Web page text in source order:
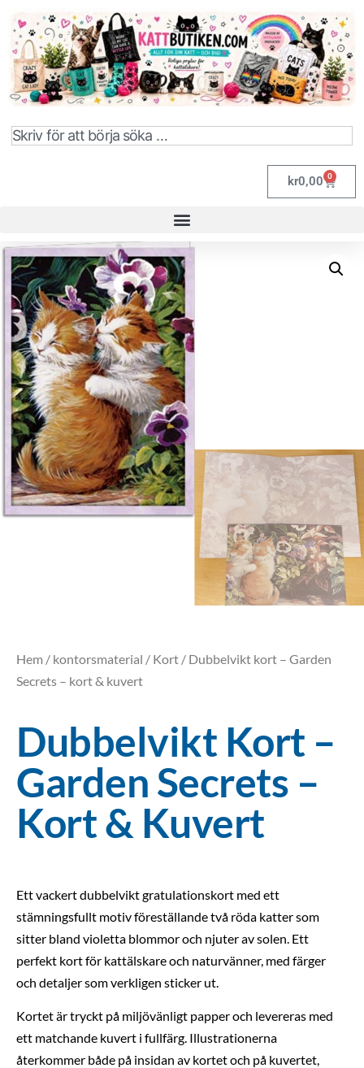
kr0,00 0
Hem / kontorsmaterial / Kort / Dubbelvikt kort – Garden
Secrets – kort & kuvert
Dubbelvikt Kort –
Garden Secrets –
Kort & Kuvert
Ett vackert dubbelvikt gratulationskort med ett
stämningsfullt motiv föreställande två röda katter som
sitter bland violetta blommor och njuter av solen. Ett
perfekt kort för kattälskare och naturvänner, med färger
och detaljer som verkligen sticker ut.
Kortet är tryckt på miljövänligt papper och levereras med
ett matchande kuvert i fullfärg. Illustrationerna
återkommer både på insidan av kortet och på kuvertet,